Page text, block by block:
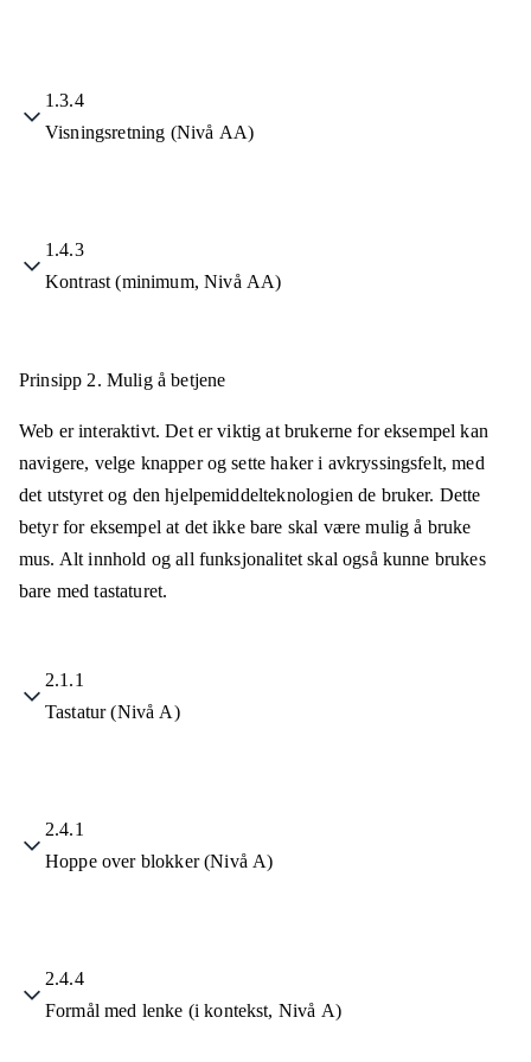
1.3.4
Visningsretning (Nivå AA)
1.4.3
Kontrast (minimum, Nivå AA)
Prinsipp 2. Mulig å betjene
Web er interaktivt. Det er viktig at brukerne for eksempel kan
navigere, velge knapper og sette haker i avkryssingsfelt, med
det utstyret og den hjelpemiddelteknologien de bruker. Dette
betyr for eksempel at det ikke bare skal være mulig å bruke
mus. Alt innhold og all funksjonalitet skal også kunne brukes
bare med tastaturet.
2.1.1
Tastatur (Nivå A)
2.4.1
Hoppe over blokker (Nivå A)
2.4.4
Formål med lenke (i kontekst, Nivå A)